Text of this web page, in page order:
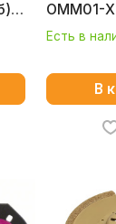
ОММ01-
Есть в
В